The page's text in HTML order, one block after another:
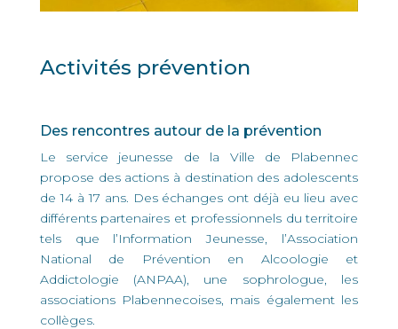
Activités prévention
Des rencontres autour de la prévention
Le service jeunesse de la Ville de Plabennec
propose des actions à destination des adolescents
de 14 à 17 ans. Des échanges ont déjà eu lieu avec
différents partenaires et professionnels du territoire
tels que l’Information Jeunesse, l’Association
National de Prévention en Alcoologie et
Addictologie (ANPAA), une sophrologue, les
associations Plabennecoises, mais également les
collèges.